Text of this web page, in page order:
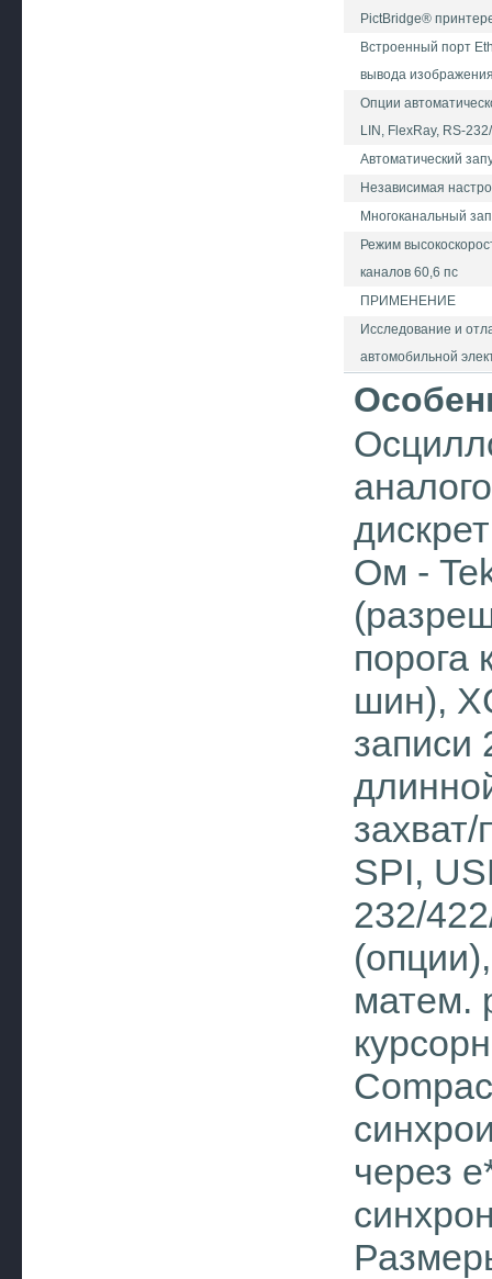
PictBridge®
Встроенный порт
вывода
Опции
LIN, FlexRay, RS-
Автоматический
Независимая
Многоканальный
Режим
каналов 60,6 пс
ПРИМЕНЕНИЕ
Исследование и
автомобильной
Ом -
порога
шин),
записи
SPI,
232/
матем.
через